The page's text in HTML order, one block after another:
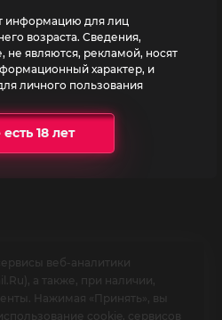
веб-аналитики
а также, при наличии,
Нажимая «Принять», вы
cookie, сервисов
информацию для лиц
возраста. Сведения,
не являются, рекламой, носят
характер, и
личного пользования
18 лет